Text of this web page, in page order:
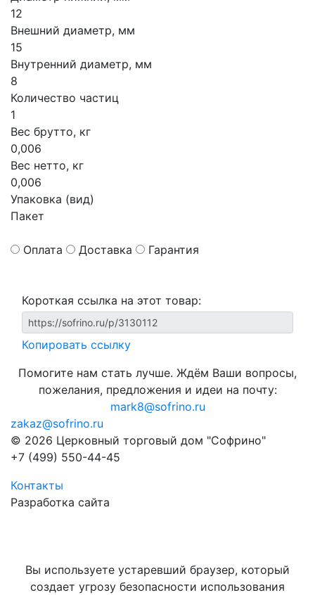
12
Внешний диаметр, мм
15
Внутренний диаметр, мм
8
Количество частиц
1
Вес брутто, кг
0,006
Вес нетто, кг
0,006
Упаковка (вид)
Пакет
Оплата Доставка Гарантия
Короткая ссылка на этот товар:
Копировать ссылку
Помогите нам стать лучше. Ждём Ваши вопросы,
пожелания, предложения и идеи на почту:
mark8@sofrino.ru
zakaz@sofrino.ru
© 2026 Церковный торговый дом "Софрино"
+7 (499) 550-44-45
Контакты
Разработка сайта
Вы используете устаревший браузер, который
создает угрозу безопасности использования